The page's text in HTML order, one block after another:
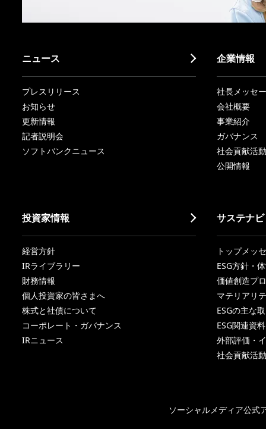
ニュース
プレスリリース
お知らせ
更新情報
記者説明会
ソフトバンクニュース
企業情報
社長メッセ
会社概要
事業紹介
ガバナンス
社会貢献活
公開情報
投資家情報
経営方針
IRライブラリー
財務情報
個人投資家の皆さまへ
株式と社債について
コーポレート・ガバナンス
IRニュース
サステナ
トップメッ
ESG方針・
価値創造プ
マテリアリ
ESGの主な
ESG関連資料
外部評価・
社会貢献活
ソーシャルメディア公式